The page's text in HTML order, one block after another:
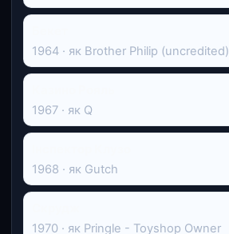
1964 · як Brother Philip (uncredited)
1967 · як Q
1968 · як Gutch
1970 · як Pringle - Toyshop Owner